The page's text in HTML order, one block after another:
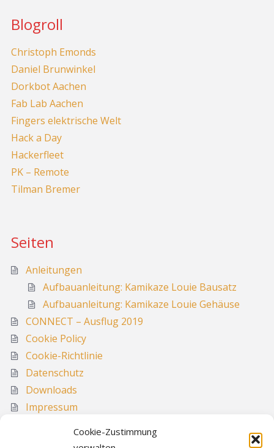
Cookie-Zustimmung
Blogroll
Christoph Emonds
Daniel Brunwinkel
Dorkbot Aachen
Fab Lab Aachen
Fingers elektrische Welt
Hack a Day
Hackerfleet
PK – Remote
Tilman Bremer
Seiten
Anleitungen
Aufbauanleitung: Kamikaze Louie Bausatz
Aufbauanleitung: Kamikaze Louie Gehäuse
CONNECT – Ausflug 2019
Cookie Policy
Cookie-Richtlinie
Datenschutz
Downloads
Impressum